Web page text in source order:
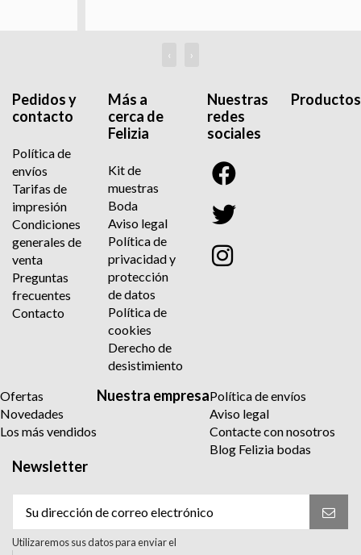
‹ ›
Pedidos y
contacto
Política de
envíos
Tarifas de
impresión
Condiciones
generales de
venta
Preguntas
frecuentes
Contacto
Más a
cerca de
Felizia
Kit de
muestras
Boda
Aviso legal
Política de
privacidad y
protección
de datos
Política de
cookies
Derecho de
desistimiento
Nuestras
redes
sociales
Productos
Ofertas
Novedades
Los más vendidos
Nuestra empresaPolítica de envíos
Aviso legal
Contacte con nosotros
Blog Felizia bodas
Newsletter
Utilizaremos sus datos para enviar el